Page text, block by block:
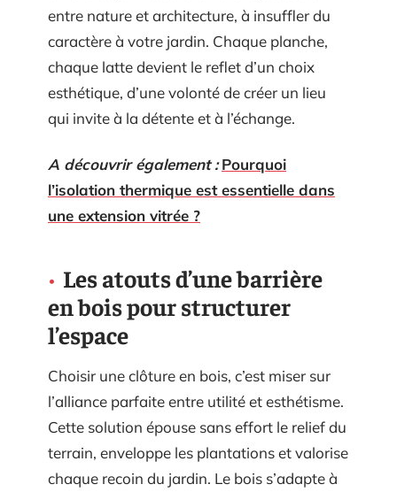
entre nature et architecture, à insuffler du
caractère à votre jardin. Chaque planche,
chaque latte devient le reflet d’un choix
esthétique, d’une volonté de créer un lieu
qui invite à la détente et à l’échange.
A découvrir également : Pourquoi
l’isolation thermique est essentielle dans
une extension vitrée ?
Les atouts d’une barrière
en bois pour structurer
l’espace
Choisir une clôture en bois, c’est miser sur
l’alliance parfaite entre utilité et esthétisme.
Cette solution épouse sans effort le relief du
terrain, enveloppe les plantations et valorise
chaque recoin du jardin. Le bois s’adapte à